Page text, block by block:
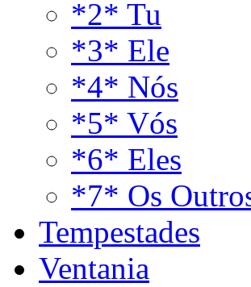
*2* Tu
*3* Ele
*4* Nós
*5* Vós
*6* Eles
*7* Os
Tempestades
Ventania